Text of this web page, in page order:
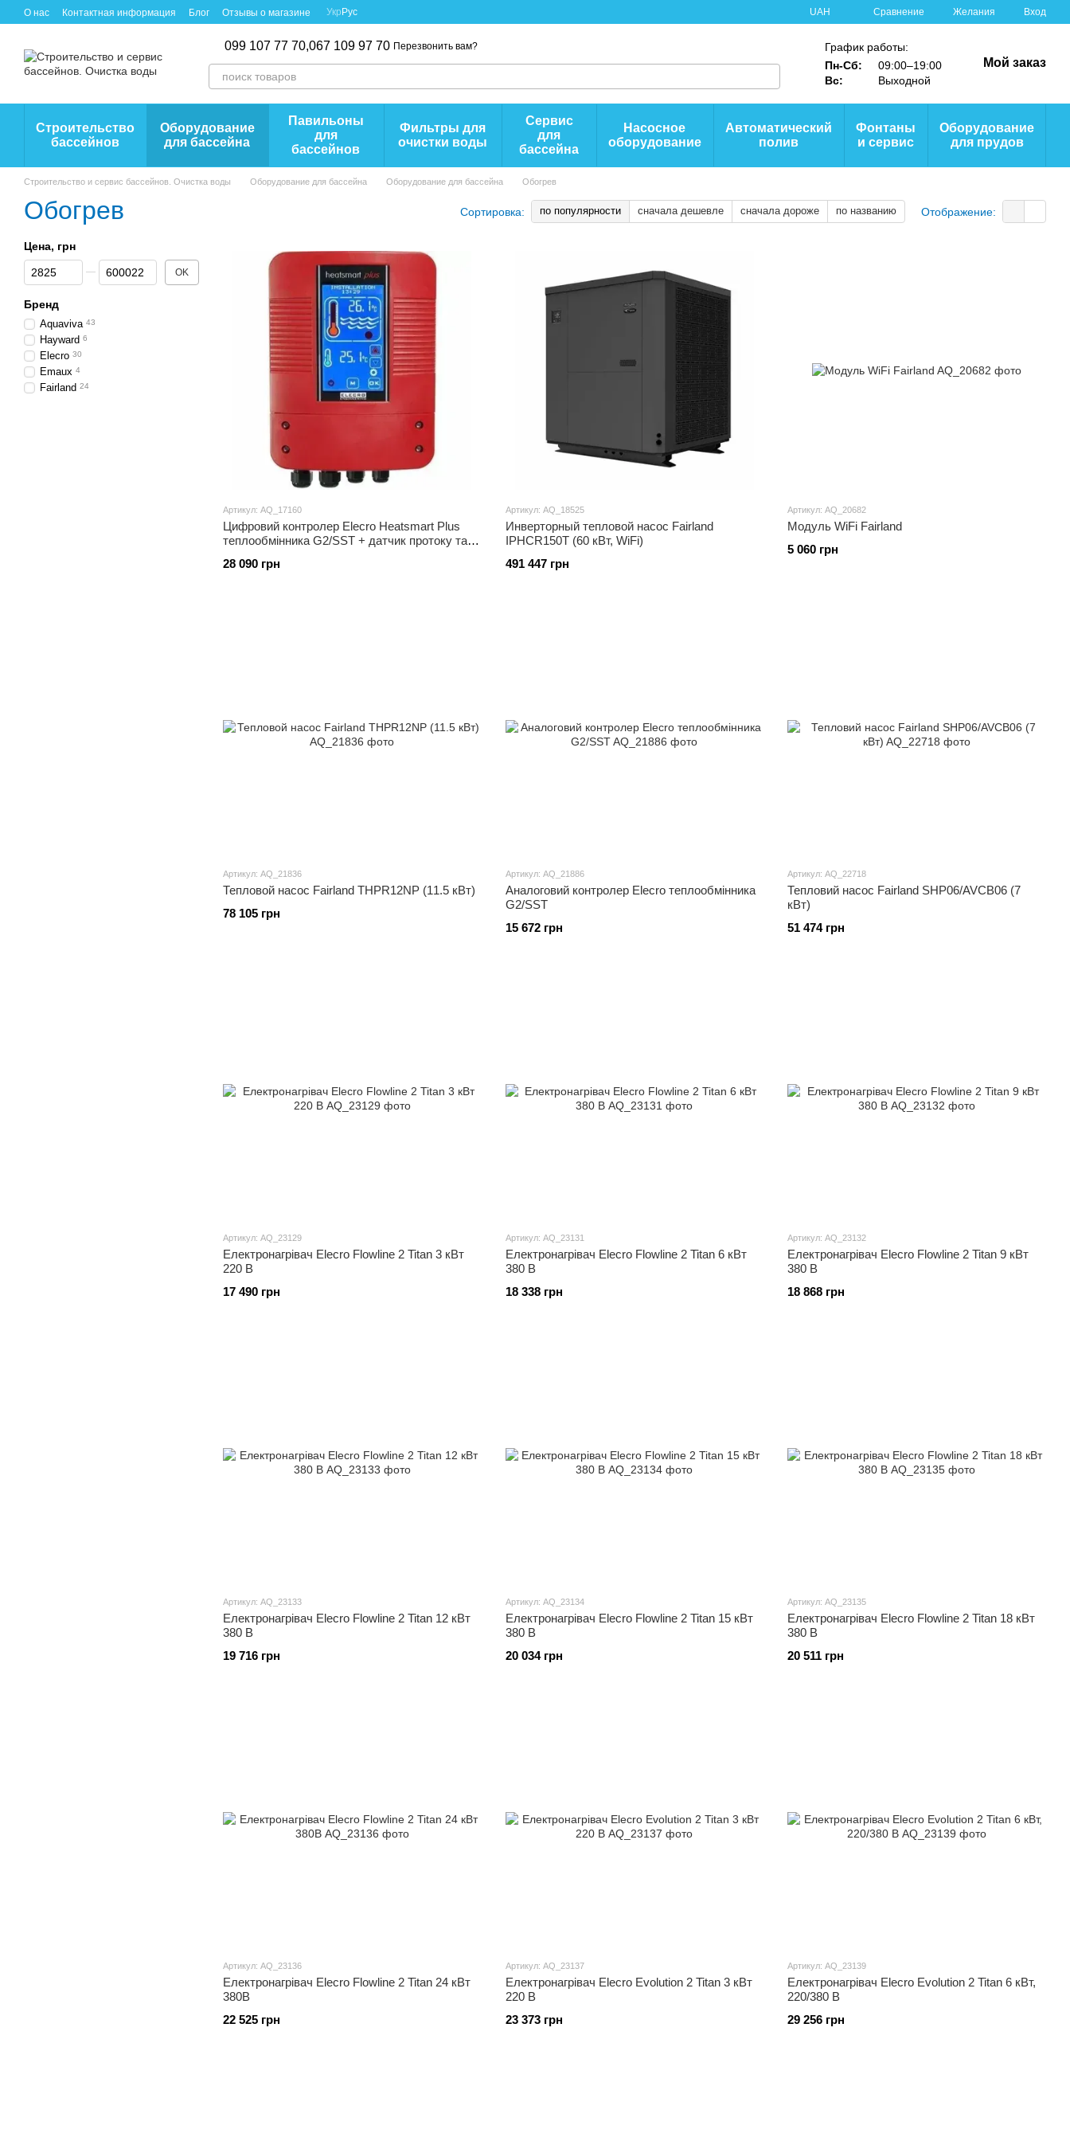
Перейти к основному контенту
О нас Контактная информация Блог Отзывы о магазине Укр Рус UAH Сравнение Желания Вход
099 107 77 70,067 109 97 70 Перезвонить вам?
График работы:
Пн-Сб:
09:00–19:00
Вс:
Выходной
Мой заказ
Строительство
бассейнов
Оборудование
для бассейна
Павильоны
для
бассейнов
Фильтры для
очистки воды
Сервис
для
бассейна
Насосное
оборудование
Автоматический
полив
Фонтаны
и сервис
Оборудование
для прудов
Строительство и сервис бассейнов. Очистка воды Оборудование для бассейна Оборудование для бассейна Обогрев
Обогрев Сортировка: по популярности сначала дешевле сначала дороже по названию Отображение:
Артикул: AQ_17160
Цифровий контролер Elecro Heatsmart Plus
теплообмінника G2/SST + датчик протоку та
28 090 грн
Артикул: AQ_18525
Инверторный тепловой насос Fairland
IPHCR150T (60 кВт, WiFi)
491 447 грн
Артикул: AQ_20682
Модуль WiFi Fairland
5 060 грн
Артикул: AQ_21836
Тепловой насос Fairland THPR12NP (11.5 кВт)
78 105 грн
Артикул: AQ_21886
Аналоговий контролер Elecro теплообмінника
G2/SST
15 672 грн
Артикул: AQ_22718
Тепловий насос Fairland SHP06/AVCB06 (7
кВт)
51 474 грн
Артикул: AQ_23129
Електронагрівач Elecro Flowline 2 Titan 3 кВт
220 В
17 490 грн
Артикул: AQ_23131
Електронагрівач Elecro Flowline 2 Titan 6 кВт
380 В
18 338 грн
Артикул: AQ_23132
Електронагрівач Elecro Flowline 2 Titan 9 кВт
380 В
18 868 грн
Артикул: AQ_23133
Електронагрівач Elecro Flowline 2 Titan 12 кВт
380 В
19 716 грн
Артикул: AQ_23134
Електронагрівач Elecro Flowline 2 Titan 15 кВт
380 В
20 034 грн
Артикул: AQ_23135
Електронагрівач Elecro Flowline 2 Titan 18 кВт
380 В
20 511 грн
Артикул: AQ_23136
Електронагрівач Elecro Flowline 2 Titan 24 кВт
380В
22 525 грн
Артикул: AQ_23137
Електронагрівач Elecro Evolution 2 Titan 3 кВт
220 В
23 373 грн
Артикул: AQ_23139
Електронагрівач Elecro Evolution 2 Titan 6 кВт,
220/380 В
29 256 грн
Цена, грн
От Цена, грн
До Цена, грн OK
Бренд
Aquaviva 43
Hayward 6
Elecro 30
Emaux 4
Fairland 24